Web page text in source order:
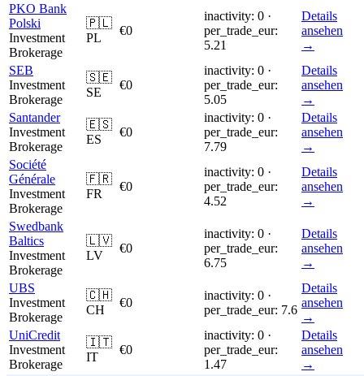
PKO Bank
Polski
Investment
Brokerage
🇵🇱
PL
€0
inactivity: 0 ·
per_trade_eur:
5.21
Details
ansehen
→
SEB
Investment
Brokerage
🇸🇪
SE
€0
inactivity: 0 ·
per_trade_eur:
5.05
Details
ansehen
→
Santander
Investment
Brokerage
🇪🇸
ES
€0
inactivity: 0 ·
per_trade_eur:
7.79
Details
ansehen
→
Société
Générale
Investment
Brokerage
🇫🇷
FR
€0
inactivity: 0 ·
per_trade_eur:
4.52
Details
ansehen
→
Swedbank
Baltics
Investment
Brokerage
🇱🇻
LV
€0
inactivity: 0 ·
per_trade_eur:
6.75
Details
ansehen
→
UBS
Investment
Brokerage
🇨🇭
CH
€0
inactivity: 0 ·
per_trade_eur: 7.6
Details
ansehen
→
UniCredit
Investment
Brokerage
🇮🇹
IT
€0
inactivity: 0 ·
per_trade_eur:
1.47
Details
ansehen
→